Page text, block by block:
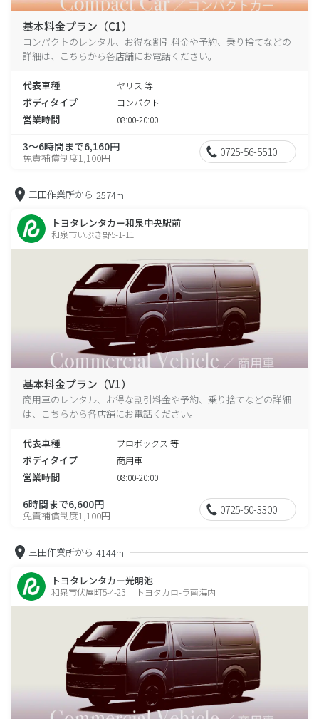
基本料金プラン（C1）
コンパクトのレンタル、お得な割引料金や予約、乗り捨てなどの
詳細は、こちらから各店舗にお電話ください。
代表車種 ヤリス 等
ボディタイプ コンパクト
営業時間 08:00-20:00
3～6時間まで6,160円
免責補償制度1,100円 0725-56-5510
三田作業所から 2574m
トヨタレンタカー和泉中央駅前
和泉市いぶき野5-1-11
基本料金プラン（V1）
商用車のレンタル、お得な割引料金や予約、乗り捨てなどの詳細
は、こちらから各店舗にお電話ください。
代表車種 プロボックス 等
ボディタイプ 商用車
営業時間 08:00-20:00
6時間まで6,600円
免責補償制度1,100円 0725-50-3300
三田作業所から 4144m
トヨタレンタカー光明池
和泉市伏屋町5-4-23 トヨタカロ-ラ南海内